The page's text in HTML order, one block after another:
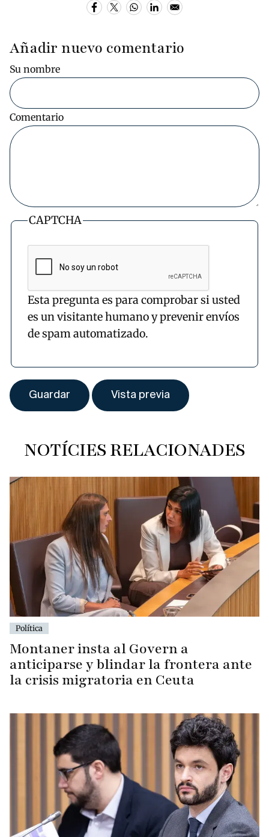
Añadir nuevo comentario
Su nombre
Comentario
CAPTCHA
Esta pregunta es para comprobar si usted
es un visitante humano y prevenir envíos
de spam automatizado.
NOTÍCIES RELACIONADES
Política
Montaner insta al Govern a
anticiparse y blindar la frontera ante
la crisis migratoria en Ceuta